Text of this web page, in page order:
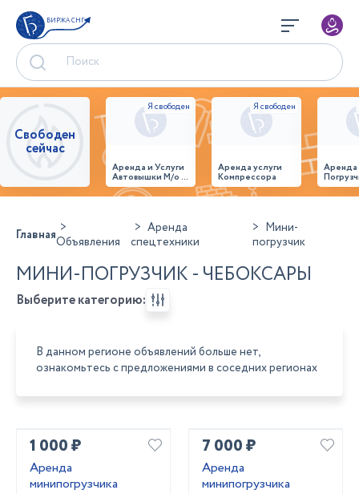
БИРЖА СНГ
Свободен
сейчас
Аренда и Услуги
Автовышки М/о г.
Домодедово
26,28,32 место
Аренда услуги
Компрессора
ГлавнаяОбъявления
Аренда
спецтехники
Мини-
погрузчик
МИНИ-ПОГРУЗЧИК - ЧЕБОКСАРЫ
Выберите категорию:
В данном регионе объявлений больше нет,
ознакомьтесь с предложениями в соседних регионах
1 000 ₽
Аренда
минипогрузчика
7 000 ₽
Аренда
минипогрузчика